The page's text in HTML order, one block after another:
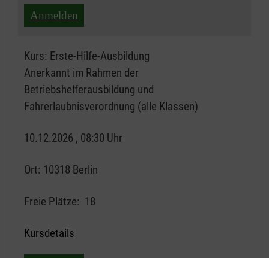
Anmelden
Kurs: Erste-Hilfe-Ausbildung
Anerkannt im Rahmen der
Betriebshelferausbildung und
Fahrerlaubnisverordnung (alle Klassen)
10.12.2026 , 08:30 Uhr
Ort: 10318 Berlin
Freie Plätze: 18
Kursdetails